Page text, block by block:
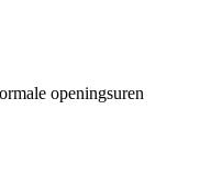
openingsuren